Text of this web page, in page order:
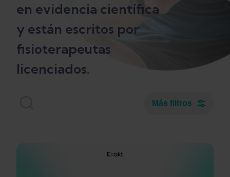
en evidencia científica
y están escritos por
fisioterapeutas
licenciados.
Más filtros